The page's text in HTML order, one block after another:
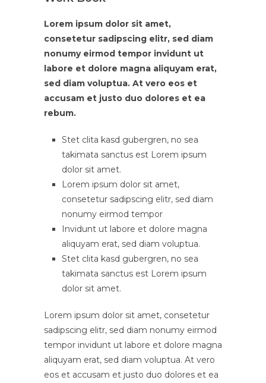
Lorem ipsum dolor sit amet,
consetetur sadipscing elitr, sed diam
nonumy eirmod tempor invidunt ut
labore et dolore magna aliquyam erat,
sed diam voluptua. At vero eos et
accusam et justo duo dolores et ea
rebum.
Stet clita kasd gubergren, no sea
takimata sanctus est Lorem ipsum
dolor sit amet.
Lorem ipsum dolor sit amet,
consetetur sadipscing elitr, sed diam
nonumy eirmod tempor
Invidunt ut labore et dolore magna
aliquyam erat, sed diam voluptua.
Stet clita kasd gubergren, no sea
takimata sanctus est Lorem ipsum
dolor sit amet.
Lorem ipsum dolor sit amet, consetetur
sadipscing elitr, sed diam nonumy eirmod
tempor invidunt ut labore et dolore magna
aliquyam erat, sed diam voluptua. At vero
eos et accusam et justo duo dolores et ea